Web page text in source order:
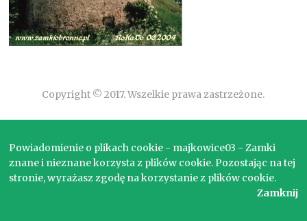
Copyright © 2017. Wszelkie prawa zastrzeżone.
Powiadomienie o plikach cookie - majkowice03 - Zamki
znane i nieznane korzysta z plików cookie. Pozostając na tej
stronie, wyrażasz zgodę na korzystanie z plików cookie.
Zamknij